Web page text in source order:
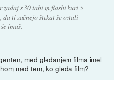
zadaj s 30 tabi in flashi kuri 5
ti začnejo štekat še ostali
imaš.
med gledanjem filma imel
med tem, ko gleda film?